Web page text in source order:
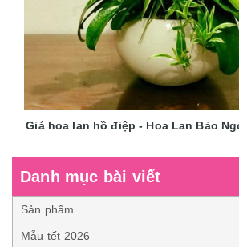
Giá hoa lan hồ điệp - Hoa Lan Bảo
Danh mục bài viết
Sản phẩm
Mẫu tết 2026